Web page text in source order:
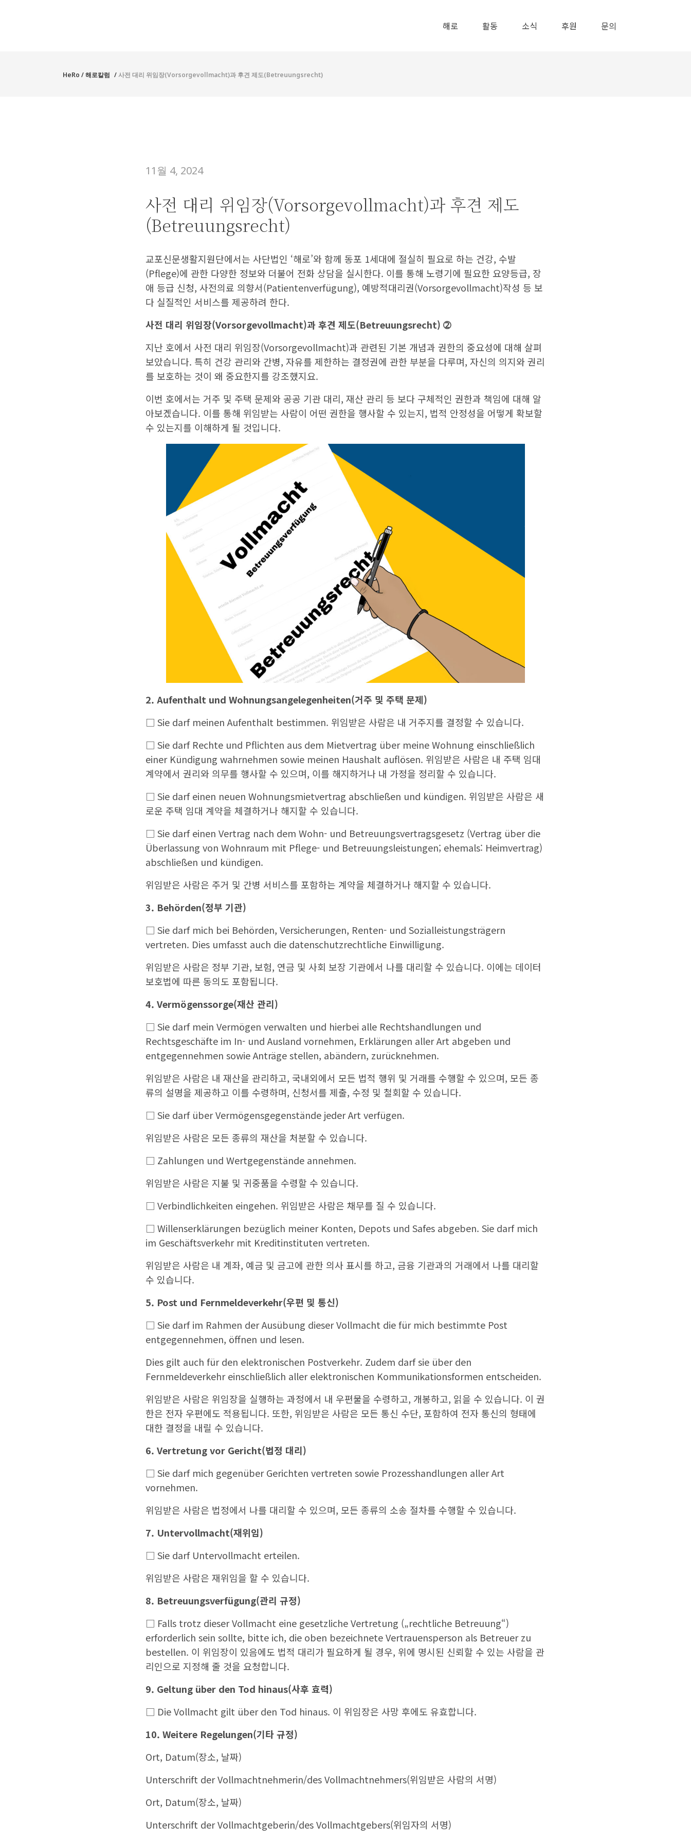
해로 활동 소식 후원 문의
HeRo /해로칼럼 /사전 대리 위임장(Vorsorgevollmacht)과 후견 제도(Betreuungsrecht)
11월 4, 2024
사전 대리 위임장(Vorsorgevollmacht)과 후견 제도
(Betreuungsrecht)
교포신문생활지원단에서는 사단법인 ‘해로’와 함께 동포 1세대에 절실히 필요로 하는 건강, 수발
(Pflege)에 관한 다양한 정보와 더불어 전화 상담을 실시한다. 이를 통해 노령기에 필요한 요양등급, 장
애 등급 신청, 사전의료 의향서(Patientenverfügung), 예방적대리권(Vorsorgevollmacht)작성 등 보
다 실질적인 서비스를 제공하려 한다.
사전 대리 위임장(Vorsorgevollmacht)과 후견 제도(Betreuungsrecht) ➁
지난 호에서 사전 대리 위임장(Vorsorgevollmacht)과 관련된 기본 개념과 권한의 중요성에 대해 살펴
보았습니다. 특히 건강 관리와 간병, 자유를 제한하는 결정권에 관한 부분을 다루며, 자신의 의지와 권리
를 보호하는 것이 왜 중요한지를 강조했지요.
이번 호에서는 거주 및 주택 문제와 공공 기관 대리, 재산 관리 등 보다 구체적인 권한과 책임에 대해 알
아보겠습니다. 이를 통해 위임받는 사람이 어떤 권한을 행사할 수 있는지, 법적 안정성을 어떻게 확보할
수 있는지를 이해하게 될 것입니다.
2. Aufenthalt und Wohnungsangelegenheiten(거주 및 주택 문제)
□ Sie darf meinen Aufenthalt bestimmen. 위임받은 사람은 내 거주지를 결정할 수 있습니다.
□ Sie darf Rechte und Pflichten aus dem Mietvertrag über meine Wohnung einschließlich
einer Kündigung wahrnehmen sowie meinen Haushalt auflösen. 위임받은 사람은 내 주택 임대
계약에서 권리와 의무를 행사할 수 있으며, 이를 해지하거나 내 가정을 정리할 수 있습니다.
□ Sie darf einen neuen Wohnungsmietvertrag abschließen und kündigen. 위임받은 사람은 새
로운 주택 임대 계약을 체결하거나 해지할 수 있습니다.
□ Sie darf einen Vertrag nach dem Wohn- und Betreuungsvertragsgesetz (Vertrag über die
Überlassung von Wohnraum mit Pflege- und Betreuungsleistungen; ehemals: Heimvertrag)
abschließen und kündigen.
위임받은 사람은 주거 및 간병 서비스를 포함하는 계약을 체결하거나 해지할 수 있습니다.
3. Behörden(정부 기관)
□ Sie darf mich bei Behörden, Versicherungen, Renten- und Sozialleistungsträgern
vertreten. Dies umfasst auch die datenschutzrechtliche Einwilligung.
위임받은 사람은 정부 기관, 보험, 연금 및 사회 보장 기관에서 나를 대리할 수 있습니다. 이에는 데이터
보호법에 따른 동의도 포함됩니다.
4. Vermögenssorge(재산 관리)
□ Sie darf mein Vermögen verwalten und hierbei alle Rechtshandlungen und
Rechtsgeschäfte im In- und Ausland vornehmen, Erklärungen aller Art abgeben und
entgegennehmen sowie Anträge stellen, abändern, zurücknehmen.
위임받은 사람은 내 재산을 관리하고, 국내외에서 모든 법적 행위 및 거래를 수행할 수 있으며, 모든 종
류의 설명을 제공하고 이를 수령하며, 신청서를 제출, 수정 및 철회할 수 있습니다.
□ Sie darf über Vermögensgegenstände jeder Art verfügen.
위임받은 사람은 모든 종류의 재산을 처분할 수 있습니다.
□ Zahlungen und Wertgegenstände annehmen.
위임받은 사람은 지불 및 귀중품을 수령할 수 있습니다.
□ Verbindlichkeiten eingehen. 위임받은 사람은 채무를 질 수 있습니다.
□ Willenserklärungen bezüglich meiner Konten, Depots und Safes abgeben. Sie darf mich
im Geschäftsverkehr mit Kreditinstituten vertreten.
위임받은 사람은 내 계좌, 예금 및 금고에 관한 의사 표시를 하고, 금융 기관과의 거래에서 나를 대리할
수 있습니다.
5. Post und Fernmeldeverkehr(우편 및 통신)
□ Sie darf im Rahmen der Ausübung dieser Vollmacht die für mich bestimmte Post
entgegennehmen, öffnen und lesen.
Dies gilt auch für den elektronischen Postverkehr. Zudem darf sie über den
Fernmeldeverkehr einschließlich aller elektronischen Kommunikationsformen entscheiden.
위임받은 사람은 위임장을 실행하는 과정에서 내 우편물을 수령하고, 개봉하고, 읽을 수 있습니다. 이 권
한은 전자 우편에도 적용됩니다. 또한, 위임받은 사람은 모든 통신 수단, 포함하여 전자 통신의 형태에
대한 결정을 내릴 수 있습니다.
6. Vertretung vor Gericht(법정 대리)
□ Sie darf mich gegenüber Gerichten vertreten sowie Prozesshandlungen aller Art
vornehmen.
위임받은 사람은 법정에서 나를 대리할 수 있으며, 모든 종류의 소송 절차를 수행할 수 있습니다.
7. Untervollmacht(재위임)
□ Sie darf Untervollmacht erteilen.
위임받은 사람은 재위임을 할 수 있습니다.
8. Betreuungsverfügung(관리 규정)
□ Falls trotz dieser Vollmacht eine gesetzliche Vertretung („rechtliche Betreuung“)
erforderlich sein sollte, bitte ich, die oben bezeichnete Vertrauensperson als Betreuer zu
bestellen. 이 위임장이 있음에도 법적 대리가 필요하게 될 경우, 위에 명시된 신뢰할 수 있는 사람을 관
리인으로 지정해 줄 것을 요청합니다.
9. Geltung über den Tod hinaus(사후 효력)
□ Die Vollmacht gilt über den Tod hinaus. 이 위임장은 사망 후에도 유효합니다.
10. Weitere Regelungen(기타 규정)
Ort, Datum(장소, 날짜)
Unterschrift der Vollmachtnehmerin/des Vollmachtnehmers(위임받은 사람의 서명)
Ort, Datum(장소, 날짜)
Unterschrift der Vollmachtgeberin/des Vollmachtgebers(위임자의 서명)